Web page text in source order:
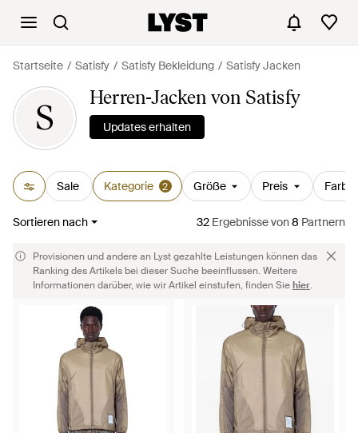
Startseite Satisfy Satisfy Bekleidung Satisfy Jacken
S
Herren-Jacken von Satisfy
Updates erhalten
Sale Kategorie 2 Größe Preis Farbe
Sortieren nach 32 Ergebnissevon8 Partnern
Provisionen und andere an Lyst gezahlte Leistungen können das
Ranking des Artikels bei dieser Suche beeinflussen. Weitere
Informationen darüber, wie wir Artikel einstufen, finden Siehier.